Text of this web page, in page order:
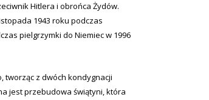
Hitlera i obrońca Żydów.
1943 roku podczas
pielgrzymki do Niemiec w 1996
tworząc z dwóch kondygnacji
jest przebudowa świątyni, która